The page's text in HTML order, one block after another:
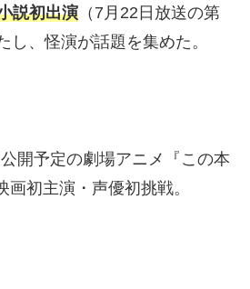
説初出演（7月22日放送の第
し、怪演が話題を集めた。
開予定の劇場アニメ『この本
画初主演・声優初挑戦。